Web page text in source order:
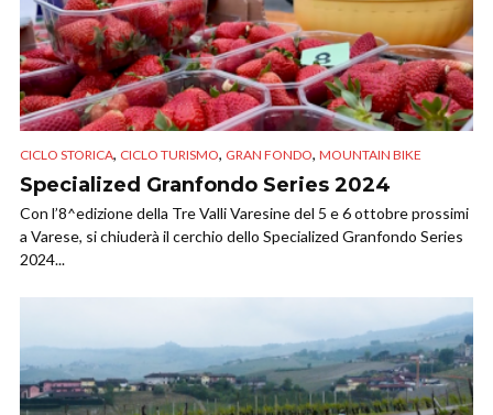
CICLO STORICA, CICLO TURISMO, GRAN FONDO, MOUNTAIN BIKE
Specialized Granfondo Series 2024
Con l’8^edizione della Tre Valli Varesine del 5 e 6 ottobre prossimi
a Varese, si chiuderà il cerchio dello Specialized Granfondo Series
2024...